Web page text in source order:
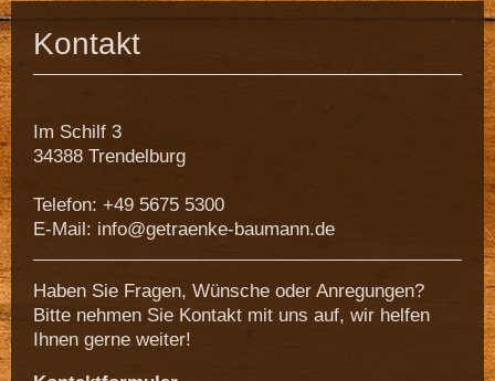
Kontakt
Im Schilf 3
34388 Trendelburg
Telefon: +49 5675 5300
E-Mail: info@getraenke-baumann.de
Haben Sie Fragen, Wünsche oder Anregungen?
Bitte nehmen Sie Kontakt mit uns auf, wir helfen
Ihnen gerne weiter!